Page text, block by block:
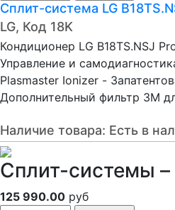
Сплит-система LG
LG, Код 18K
Кондиционер LG B18TS.NSJ
Управление и
Plasmaster Ionizer -
Дополнительный фильтр 3M
Наличие товара: Есть в
Сплит-системы –
125 990.00 руб